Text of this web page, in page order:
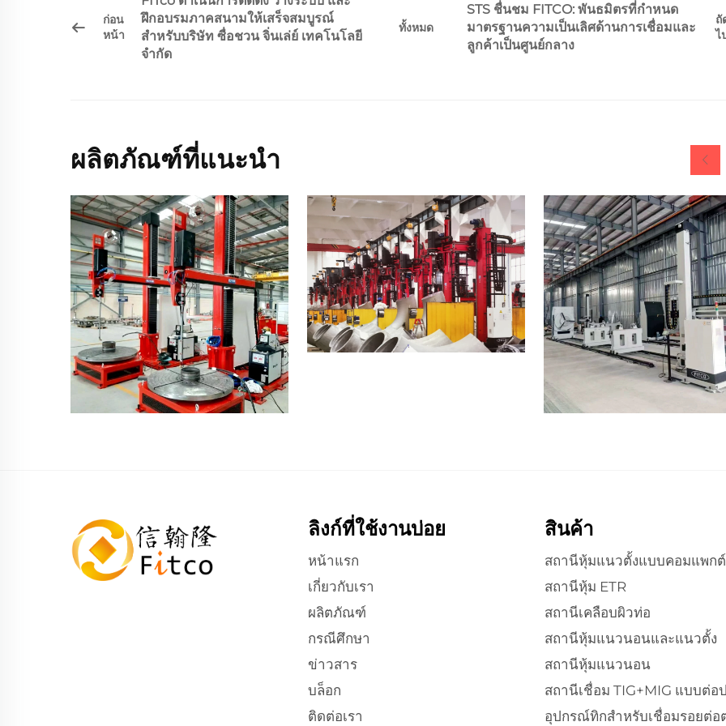
ก่อน
หน้า
ฝึกอบรมภาคสนามให้เสร็จสมบูรณ์
สำหรับบริษัท ซื่อชวน จิ่นเล่ย์ เทคโนโลยี
จำกัด
ทั้งหมด
STS ชื่นชม FITCO: พันธมิตรที่กำหนด
มาตรฐานความเป็นเลิศด้านการเชื่อมและ
ลูกค้าเป็นศูนย์กลาง
ถั
ไ
ผลิตภัณฑ์ที่แนะนำ
ลิงก์ที่ใช้งานบ่อย
หน้าแรก
เกี่ยวกับเรา
ผลิตภัณฑ์
กรณีศึกษา
ข่าวสาร
บล็อก
ติดต่อเรา
สินค้า
สถานีหุ้มแนวตั้งแบบคอมแพกต์
สถานีหุ้ม ETR
สถานีเคลือบผิวท่อ
สถานีหุ้มแนวนอนและแนวตั้ง
สถานีหุ้มแนวนอน
สถานีเชื่อม TIG+MIG แบบต่อ
อุปกรณ์ทิกสำหรับเชื่อมรอยต่อ